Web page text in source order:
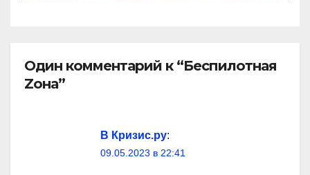
Один комментарий к “Беспилотная
Zона”
В Кризис.ру:
09.05.2023 в 22:41